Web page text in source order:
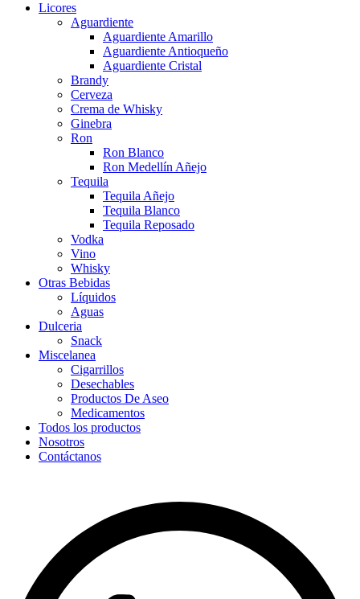
Licores
Aguardiente
Aguardiente Amarillo
Aguardiente Antioqueño
Aguardiente Cristal
Brandy
Cerveza
Crema de Whisky
Ginebra
Ron
Ron Blanco
Ron Medellín Añejo
Tequila
Tequila Añejo
Tequila Blanco
Tequila Reposado
Vodka
Vino
Whisky
Otras Bebidas
Líquidos
Aguas
Dulceria
Snack
Miscelanea
Cigarrillos
Desechables
Productos De Aseo
Medicamentos
Todos los productos
Nosotros
Contáctanos